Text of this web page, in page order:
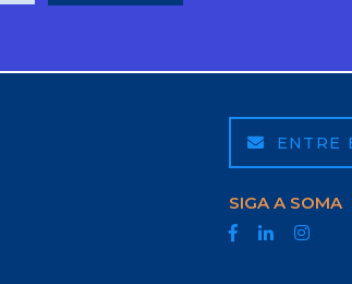
ENTRE
SIGA A SOMA